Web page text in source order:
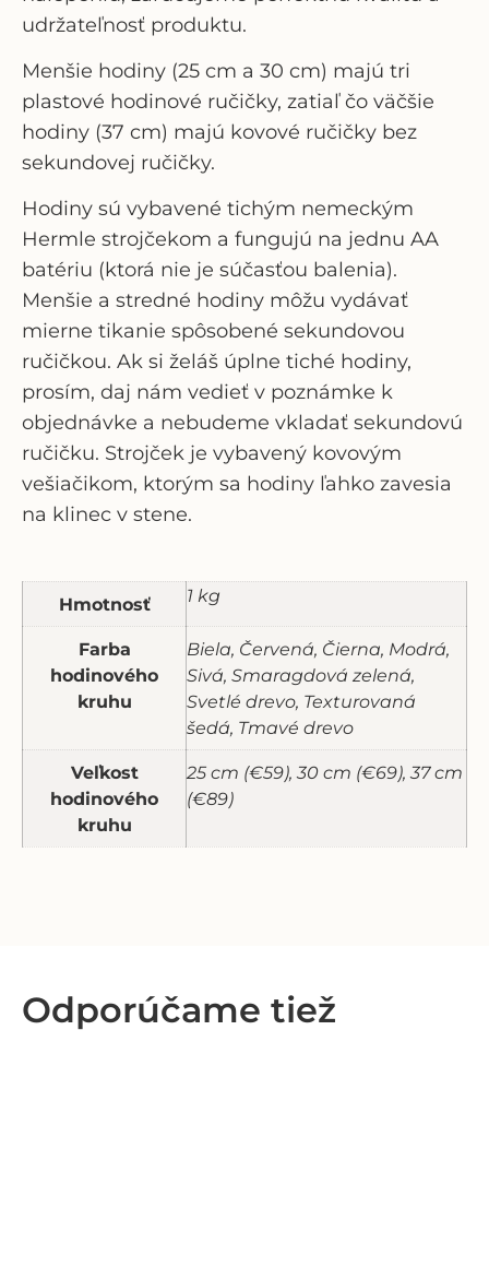
udržateľnosť produktu.
Menšie hodiny (25 cm a 30 cm) majú tri
plastové hodinové ručičky, zatiaľ čo väčšie
hodiny (37 cm) majú kovové ručičky bez
sekundovej ručičky.
Hodiny sú vybavené tichým nemeckým
Hermle strojčekom a fungujú na jednu AA
batériu (ktorá nie je súčasťou balenia).
Menšie a stredné hodiny môžu vydávať
mierne tikanie spôsobené sekundovou
ručičkou. Ak si želáš úplne tiché hodiny,
prosím, daj nám vedieť v poznámke k
objednávke a nebudeme vkladať sekundovú
ručičku. Strojček je vybavený kovovým
vešiačikom, ktorým sa hodiny ľahko zavesia
na klinec v stene.
Hmotnosť 1 kg
Farba
hodinového
kruhu
Biela, Červená, Čierna, Modrá,
Sivá, Smaragdová zelená,
Svetlé drevo, Texturovaná
šedá, Tmavé drevo
Veľkost
hodinového
kruhu
25 cm (€59), 30 cm (€69), 37 cm
(€89)
Odporúčame tiež